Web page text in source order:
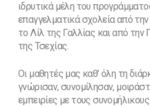
ιδρυτικά μέλη του
επαγγελματικά σχολεία από
το Λίλ της Γαλλίας και από
της Τσεχίας.
Οι μαθητές μας καθ’ όλη τη
γνώρισαν, συνομίλησαν,
εμπειρίες με τους